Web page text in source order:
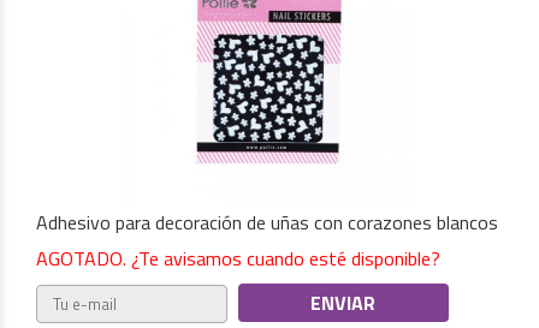
Adhesivo para decoración de uñas con corazones blancos
AGOTADO. ¿Te avisamos cuando esté disponible?